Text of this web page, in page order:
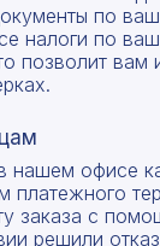
по
налоги по
позволит вам
нашем офисе
платежного
заказа с
решили